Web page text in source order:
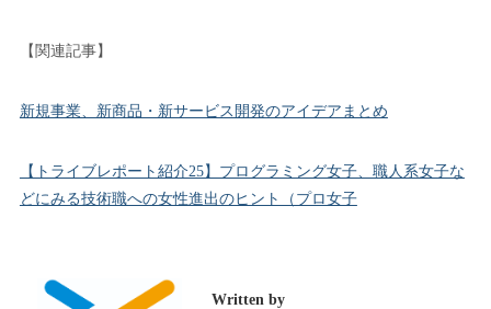
Written by
【関連記事】
新規事業、新商品・新サービス開発のアイデアまとめ
【トライブレポート紹介25】プログラミング女子、職人系女子な
どにみる技術職への女性進出のヒント（プロ女子